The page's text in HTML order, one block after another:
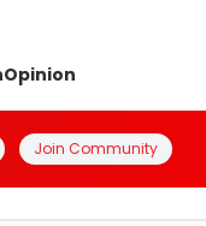
Opinion
Join Community